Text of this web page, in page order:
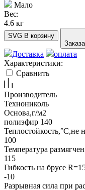
Мало
Вес:
4.6 кг
SVG В корзину
Доставка
оплата
Характеристики:
Сравнить
Производитель
Технониколь
Основа,г/м2
полиэфир 140
Теплостойкость,°С,не
100
Температура
115
Гибкость на брусе
-10
Разрывная сила при